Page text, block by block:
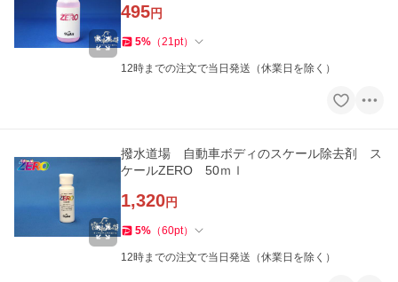
495円
5% （21pt）
12時までの注文で当日発送（休業日を除く）
撥水道場 自動車ボディのスケール除去剤 ス
ケールZERO 50ｍｌ
1,320円
5% （60pt）
12時までの注文で当日発送（休業日を除く）